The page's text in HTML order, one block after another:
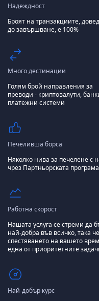
Надеждност
Броят на транзакциите,
до завършване, е 100%
Много дестинации
Голям брой направления за
преводи - криптовалути,
платежни системи
Печеливша борса
Няколко нива за печелене с
чрез Партньорската програма
Работна скорост
Нашата услуга се стреми да
най-добра във всичко, така че
спестяването на вашето
една от приоритетните
Най-добър курс